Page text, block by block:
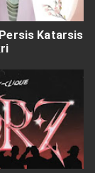
Katarsis